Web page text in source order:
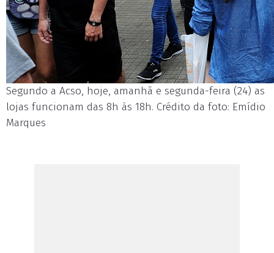
Segundo a Acso, hoje, amanhã e segunda-feira (24) as
lojas funcionam das 8h às 18h. Crédito da foto: Emídio
Marques